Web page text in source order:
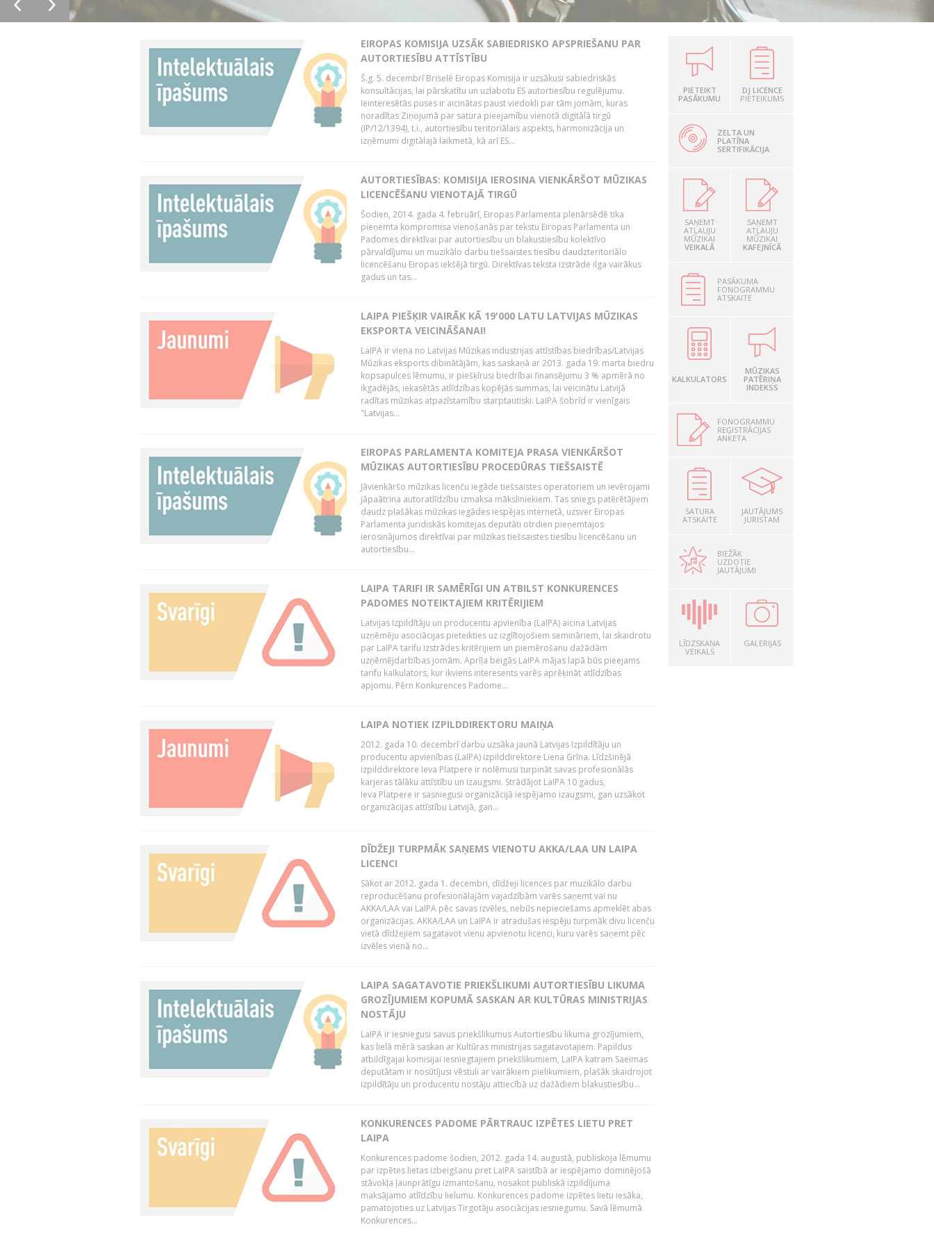
EIROPAS KOMISIJA UZSĀK SABIEDRISKO APSPRIEŠANU PAR
AUTORTIESĪBU ATTĪSTĪBU
Š.g. 5. decembrī Briselē Eiropas Komisija ir uzsākusi sabiedriskās
konsultācijas, lai pārskatītu un uzlabotu ES autortiesību regulējumu.
Ieinteresētās puses ir aicinātas paust viedokli par tām jomām, kuras
noradītas Ziņojumā par satura pieejamību vienotā digitālā tirgū
(IP/12/1394), t.i., autortiesību teritoriālais aspekts, harmonizācija un
izņēmumi digitālajā laikmetā, kā arī ES...
AUTORTIESĪBAS: KOMISIJA IEROSINA VIENKĀRŠOT MŪZIKAS
LICENCĒŠANU VIENOTAJĀ TIRGŪ
Šodien, 2014. gada 4. februārī, Eiropas Parlamenta plenārsēdē tika
pieņemta kompromisa vienošanās par tekstu Eiropas Parlamenta un
Padomes direktīvai par autortiesību un blakustiesību kolektīvo
pārvaldījumu un muzikālo darbu tiešsaistes tiesību daudzteritoriālo
licencēšanu Eiropas iekšējā tirgū. Direktīvas teksta izstrāde ilga vairākus
gadus un tas...
LAIPA PIEŠĶIR VAIRĀK KĀ 19'000 LATU LATVIJAS MŪZIKAS
EKSPORTA VEICINĀŠANAI!
LaIPA ir viena no Latvijas Mūzikas industrijas attīstības biedrības/Latvijas
Mūzikas eksports dibinātājām, kas saskaņā ar 2013. gada 19. marta biedru
kopsapulces lēmumu, ir piešķīrusi biedrībai finansējumu 3 % apmērā no
ikgadējās, iekasētās atlīdzības kopējās summas, lai veicinātu Latvijā
radītas mūzikas atpazīstamību starptautiski. LaIPA šobrīd ir vienīgais
"Latvijas...
EIROPAS PARLAMENTA KOMITEJA PRASA VIENKĀRŠOT
MŪZIKAS AUTORTIESĪBU PROCEDŪRAS TIEŠSAISTĒ
Jāvienkāršo mūzikas licenču iegāde tiešsaistes operatoriem un ievērojami
jāpaātrina autoratlīdzību izmaksa māksliniekiem. Tas sniegs patērētājiem
daudz plašākas mūzikas iegādes iespējas internetā, uzsver Eiropas
Parlamenta juridiskās komitejas deputāti otrdien pieņemtajos
ierosinājumos direktīvai par mūzikas tiešsaistes tiesību licencēšanu un
autortiesību...
LAIPA TARIFI IR SAMĒRĪGI UN ATBILST KONKURENCES
PADOMES NOTEIKTAJIEM KRITĒRIJIEM
Latvijas Izpildītāju un producentu apvienība (LaIPA) aicina Latvijas
uzņēmēju asociācijas pieteikties uz izglītojošiem semināriem, lai skaidrotu
par LaIPA tarifu izstrādes kritērijiem un piemērošanu dažādām
uzņēmējdarbības jomām. Aprīļa beigās LaIPA mājas lapā būs pieejams
tarifu kalkulators, kur ikviens interesents varēs aprēķināt atlīdzības
apjomu. Pērn Konkurences Padome...
LAIPA NOTIEK IZPILDDIREKTORU MAIŅA
2012. gada 10. decembrī darbu uzsāka jaunā Latvijas Izpildītāju un
producentu apvienības (LaIPA) izpilddirektore Liena Grīna. Līdzšinējā
izpilddirektore Ieva Platpere ir nolēmusi turpināt savas profesionālās
karjeras tālāku attīstību un izaugsmi. Strādājot LaIPA 10 gadus,
Ieva Platpere ir sasniegusi organizācijā iespējamo izaugsmi, gan uzsākot
organizācijas attīstību Latvijā, gan...
DĪDŽEJI TURPMĀK SAŅEMS VIENOTU AKKA/LAA UN LAIPA
LICENCI
Sākot ar 2012. gada 1. decembri, dīdžeji licences par muzikālo darbu
reproducēšanu profesionālajām vajadzībām varēs saņemt vai nu
AKKA/LAA vai LaIPA pēc savas izvēles, nebūs nepieciešams apmeklēt abas
organizācijas. AKKA/LAA un LaIPA ir atradušas iespēju turpmāk divu licenču
vietā dīdžejiem sagatavot vienu apvienotu licenci, kuru varēs saņemt pēc
izvēles vienā no...
LAIPA SAGATAVOTIE PRIEKŠLIKUMI AUTORTIESĪBU LIKUMA
GROZĪJUMIEM KOPUMĀ SASKAN AR KULTŪRAS MINISTRIJAS
NOSTĀJU
LaIPA ir iesniegusi savus priekšlikumus Autortiesību likuma grozījumiem,
kas lielā mērā saskan ar Kultūras ministrijas sagatavotajiem. Papildus
atbildīgajai komisijai iesniegtajiem priekšlikumiem, LaIPA katram Saeimas
deputātam ir nosūtījusi vēstuli ar vairākiem pielikumiem, plašāk skaidrojot
izpildītāju un producentu nostāju attiecībā uz dažādiem blakustiesību...
KONKURENCES PADOME PĀRTRAUC IZPĒTES LIETU PRET
LAIPA
Konkurences padome šodien, 2012. gada 14. augustā, publiskoja lēmumu
par izpētes lietas izbeigšanu pret LaIPA saistībā ar iespējamo dominējošā
stāvokļa ļaunprātīgu izmantošanu, nosakot publiskā izpildījuma
maksājamo atlīdzību lielumu. Konkurences padome izpētes lietu iesāka,
pamatojoties uz Latvijas Tirgotāju asociācijas iesniegumu. Savā lēmumā
Konkurences...
PIETEIKT
PASĀKUMU
DJ LICENCE
PIETEIKUMS
ZELTA UN
PLATĪNA
SERTIFIKĀCIJA
SAŅEMT
ATĻAUJU
MŪZIKAI
VEIKALĀ
SAŅEMT
ATĻAUJU
MŪZIKAI
KAFEJNĪCĀ
PASĀKUMA
FONOGRAMMU
ATSKAITE
KALKULATORS
MŪZIKAS
PATĒRIŅA
INDEKSS
FONOGRAMMU
REĢISTRĀCIJAS
ANKETA
SATURA
ATSKAITE
JAUTĀJUMS
JURISTAM
BIEŽĀK
UZDOTIE
JAUTĀJUMI
LĪDZSKAŅA
VEIKALS
GALERIJAS